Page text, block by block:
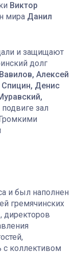
Виктор
мира Данил
и защищают
долг
Алексей
Денис
зал
и был наполнен
гремячинских
директоров
коллективом